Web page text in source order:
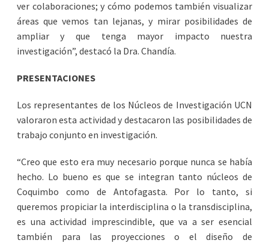
ver colaboraciones; y cómo podemos también visualizar
áreas que vemos tan lejanas, y mirar posibilidades de
ampliar y que tenga mayor impacto nuestra
investigación”, destacó la Dra. Chandía.
PRESENTACIONES
Los representantes de los Núcleos de Investigación UCN
valoraron esta actividad y destacaron las posibilidades de
trabajo conjunto en investigación.
“Creo que esto era muy necesario porque nunca se había
hecho. Lo bueno es que se integran tanto núcleos de
Coquimbo como de Antofagasta. Por lo tanto, si
queremos propiciar la interdisciplina o la transdisciplina,
es una actividad imprescindible, que va a ser esencial
también para las proyecciones o el diseño de